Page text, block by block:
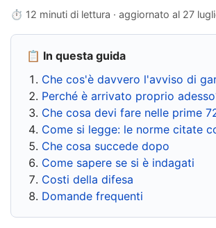
⏱ 12 minuti di lettura · aggiornato al 27
📋 In questa guida
Che cos'è davvero l'avviso di
Perché è arrivato proprio
Che cosa devi fare nelle prime
Come si legge: le norme citate
Che cosa succede dopo
Come sapere se si è indagati
Costi della difesa
Domande frequenti